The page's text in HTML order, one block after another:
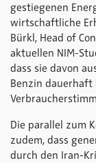
gestiegenen
wirtschaftliche
Bürkl, Head of
aktuellen NIM-
dass sie davon
Benzin
Die parallel zum
zudem, dass
durch den Iran-